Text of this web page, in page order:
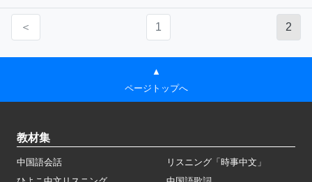
＜ 1 2
▲
ページトップへ
教材集
中国語会話
リスニング「時事中文」